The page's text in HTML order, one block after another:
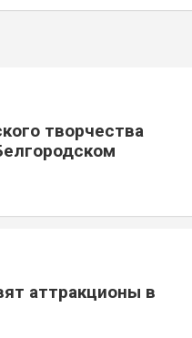
творчества
аттракционы в